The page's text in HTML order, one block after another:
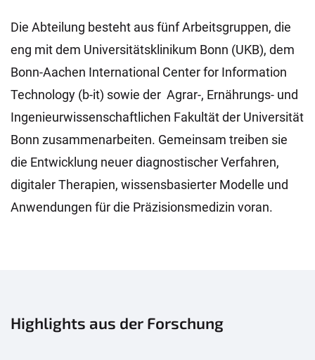
Die Abteilung besteht aus fünf Arbeitsgruppen, die
eng mit dem Universitätsklinikum Bonn (UKB), dem
Bonn-Aachen International Center for Information
Technology (b-it) sowie der Agrar-, Ernährungs- und
Ingenieurwissenschaftlichen Fakultät der Universität
Bonn zusammenarbeiten. Gemeinsam treiben sie
die Entwicklung neuer diagnostischer Verfahren,
digitaler Therapien, wissensbasierter Modelle und
Anwendungen für die Präzisionsmedizin voran.
Highlights aus der Forschung